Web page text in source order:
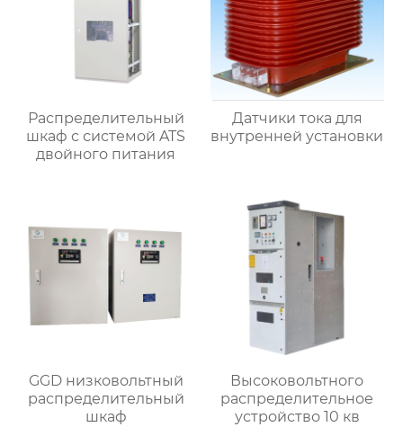
Распределительный
шкаф с системой ATS
двойного питания
Датчики тока для
внутренней установки
GGD низковольтный
распределительный
шкаф
Высоковольтного
распределительное
устройство 10 кв